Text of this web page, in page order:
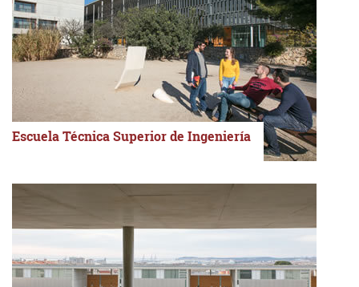
Escuela Técnica Superior de Ingeniería